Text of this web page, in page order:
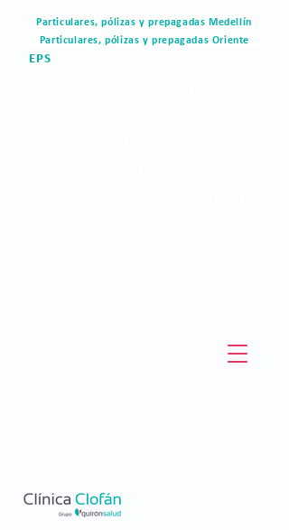
Particulares, pólizas y prepagadas Medellín
Particulares, pólizas y prepagadas Oriente
EPS